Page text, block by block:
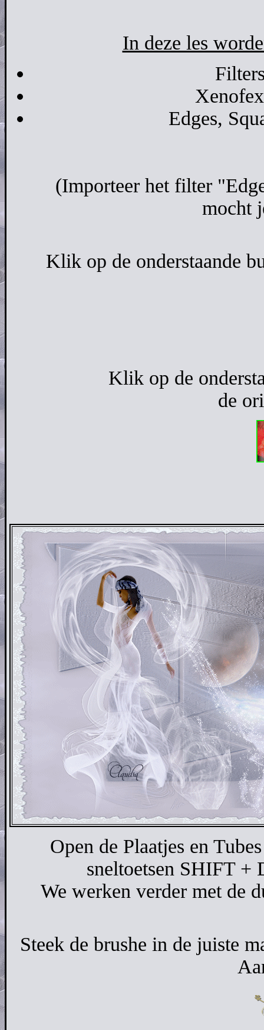
In deze les
Edges,
(Importeer het filter
mocht
Klik op de onderstaande
Klik op de
de
Open de Plaatjes en
sneltoetsen SHIFT +
We werken verder met de
Steek de brushe in de juiste